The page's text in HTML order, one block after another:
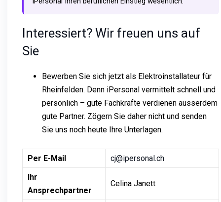
Interessiert? Wir freuen uns auf
Sie
Bewerben Sie sich jetzt als Elektroinstallateur für
Rheinfelden. Denn iPersonal vermittelt schnell und
persönlich – gute Fachkräfte verdienen ausserdem
gute Partner. Zögern Sie daher nicht und senden
Sie uns noch heute Ihre Unterlagen.
Per E-Mail
cj@ipersonal.ch
Ihr
Ansprechpartner
Celina Janett